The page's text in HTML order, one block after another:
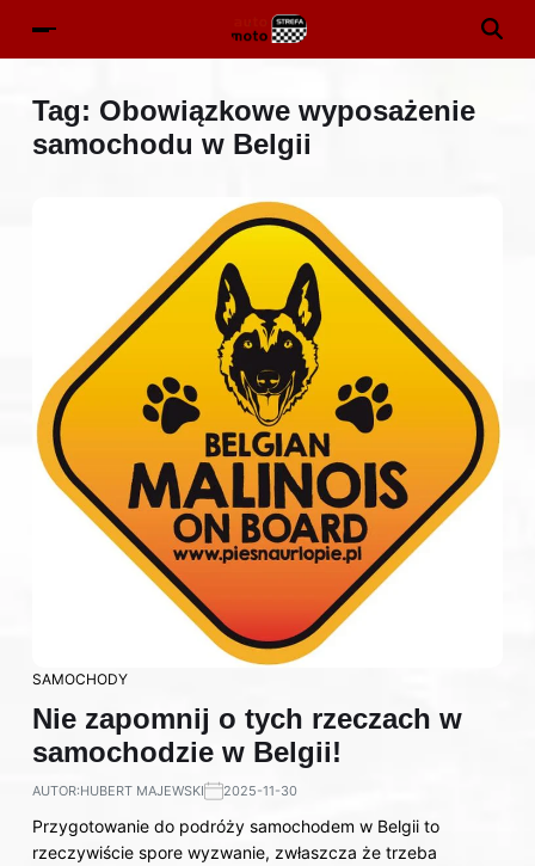
Tag: Obowiązkowe wyposażenie
samochodu w Belgii
SAMOCHODY
Nie zapomnij o tych rzeczach w
samochodzie w Belgii!
AUTOR:HUBERT MAJEWSKI 2025-11-30
Przygotowanie do podróży samochodem w Belgii to
rzeczywiście spore wyzwanie, zwłaszcza że trzeba